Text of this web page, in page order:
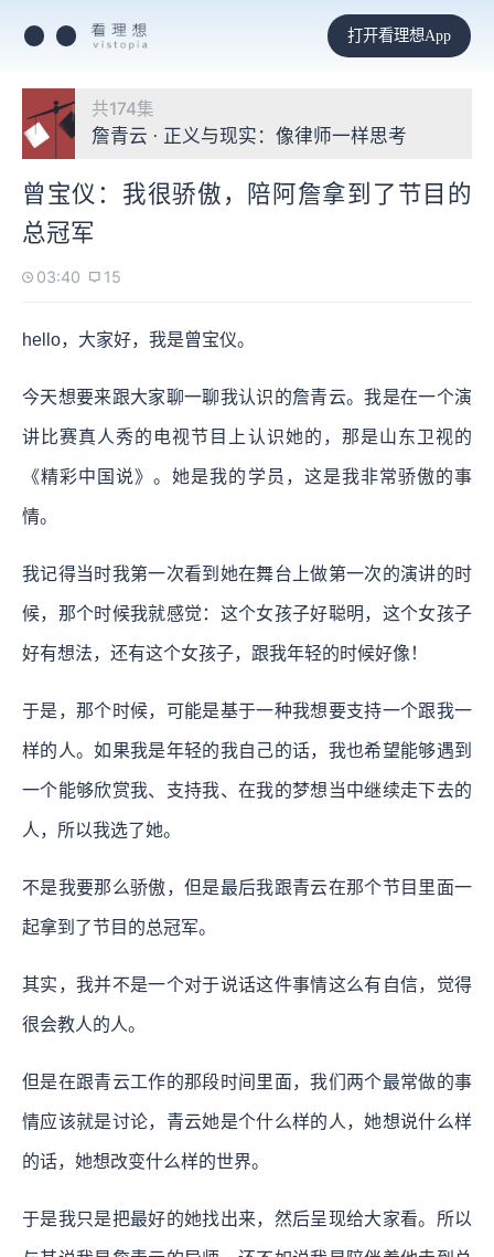
打开看理想App
共174集
詹青云 · 正义与现实：像律师一样思考
曾宝仪：我很骄傲，陪阿詹拿到了节目的
总冠军
03:40 15
hello，大家好，我是曾宝仪。
今天想要来跟大家聊一聊我认识的詹青云。我是在一个演
讲比赛真人秀的电视节目上认识她的，那是山东卫视的
《精彩中国说》。她是我的学员，这是我非常骄傲的事
情。
我记得当时我第一次看到她在舞台上做第一次的演讲的时
候，那个时候我就感觉：这个女孩子好聪明，这个女孩子
好有想法，还有这个女孩子，跟我年轻的时候好像！
于是，那个时候，可能是基于一种我想要支持一个跟我一
样的人。如果我是年轻的我自己的话，我也希望能够遇到
一个能够欣赏我、支持我、在我的梦想当中继续走下去的
人，所以我选了她。
不是我要那么骄傲，但是最后我跟青云在那个节目里面一
起拿到了节目的总冠军。
其实，我并不是一个对于说话这件事情这么有自信，觉得
很会教人的人。
但是在跟青云工作的那段时间里面，我们两个最常做的事
情应该就是讨论，青云她是个什么样的人，她想说什么样
的话，她想改变什么样的世界。
于是我只是把最好的她找出来，然后呈现给大家看。所以